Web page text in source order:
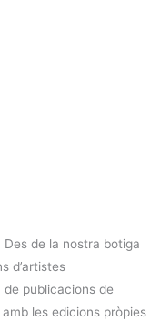
de la nostra botiga
d’artistes
publicacions de
les edicions pròpies